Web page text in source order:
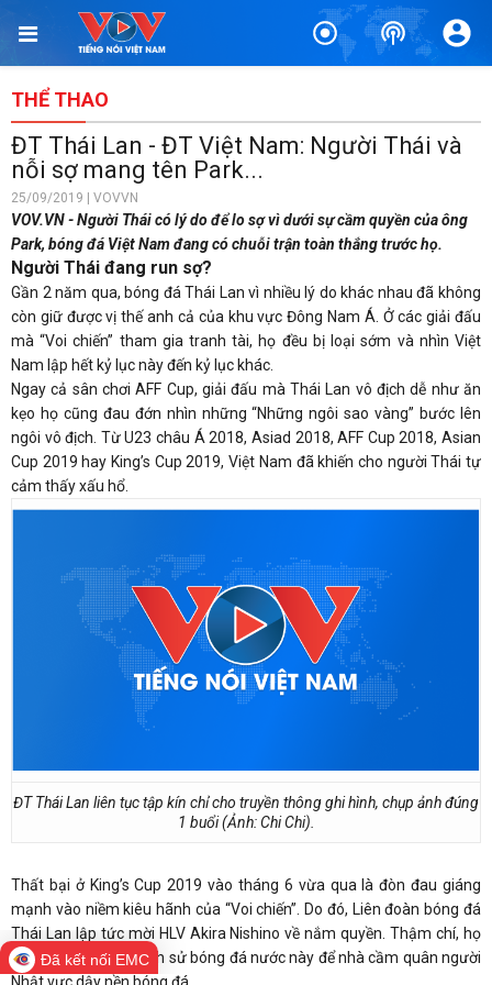
THỂ THAO
ĐT Thái Lan - ĐT Việt Nam: Người Thái và
nỗi sợ mang tên Park...
25/09/2019 | VOVVN
VOV.VN - Người Thái có lý do để lo sợ vì dưới sự cầm quyền của ông
Park, bóng đá Việt Nam đang có chuỗi trận toàn thắng trước họ.
Người Thái đang run sợ?
Gần 2 năm qua, bóng đá Thái Lan vì nhiều lý do khác nhau đã không
còn giữ được vị thế anh cả của khu vực Đông Nam Á. Ở các giải đấu
mà “Voi chiến” tham gia tranh tài, họ đều bị loại sớm và nhìn Việt
Nam lập hết kỷ lục này đến kỷ lục khác.
Ngay cả sân chơi AFF Cup, giải đấu mà Thái Lan vô địch dễ như ăn
kẹo họ cũng đau đớn nhìn những “Những ngôi sao vàng” bước lên
ngôi vô địch. Từ U23 châu Á 2018, Asiad 2018, AFF Cup 2018, Asian
Cup 2019 hay King’s Cup 2019, Việt Nam đã khiến cho người Thái tự
cảm thấy xấu hổ.
ĐT Thái Lan liên tục tập kín chỉ cho truyền thông ghi hình, chụp ảnh đúng
1 buổi (Ảnh: Chi Chi).
Thất bại ở King’s Cup 2019 vào tháng 6 vừa qua là đòn đau giáng
mạnh vào niềm kiêu hãnh của “Voi chiến”. Do đó, Liên đoàn bóng đá
Thái Lan lập tức mời HLV Akira Nishino về nắm quyền. Thậm chí, họ
trả lương cao nhất lịch sử bóng đá nước này để nhà cầm quân người
Đã kết nối EMC